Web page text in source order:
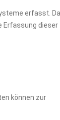
erfasst.
Erfassung dieser
können zur